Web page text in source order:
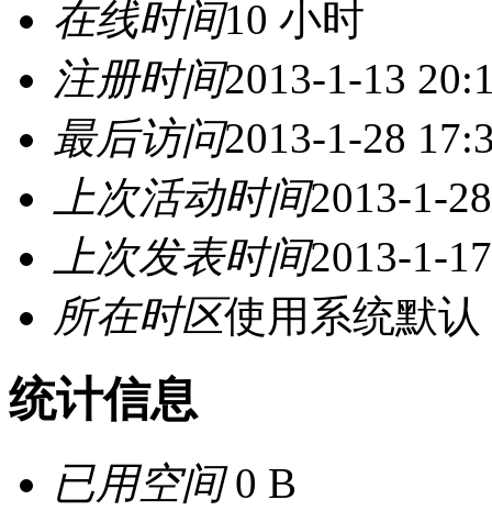
在线时间10 小时
注册时间2013-1-13
最后访问2013-1-28
上次活动时间2013-1-
上次发表时间2013-1-
所在时区使用系统默认
统计信息
已用空间0 B